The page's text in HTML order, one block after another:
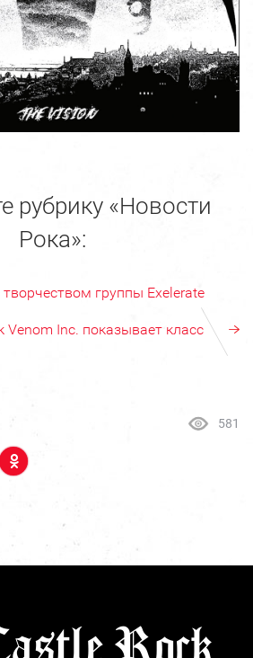
рубрику «Новости
Рока»:
группы Exelerate
Inc. показывает класс
581